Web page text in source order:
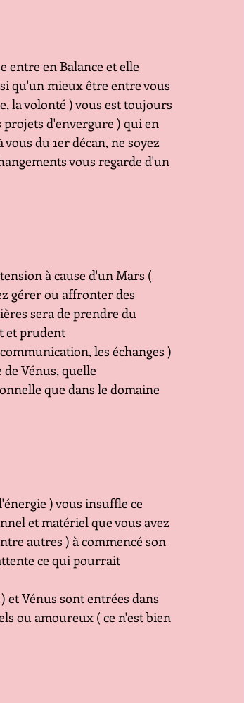
entre en Balance et elle
qu'un mieux être entre vous
la volonté ) vous est toujours
projets d'envergure ) qui en
du 1er décan, ne soyez
vous regarde d'un
à cause d'un Mars (
gérer ou affronter des
sera de prendre du
et prudent
les échanges )
Vénus, quelle
que dans le domaine
) vous insuffle ce
et matériel que vous avez
autres ) à commencé son
ce qui pourrait
et Vénus sont entrées dans
ou amoureux ( ce n'est bien